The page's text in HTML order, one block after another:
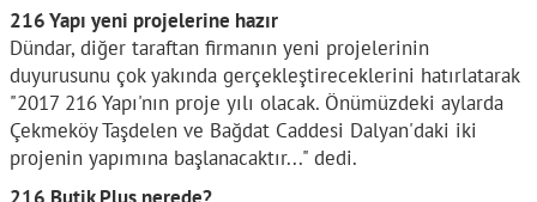
216 Yapı yeni projelerine hazır
Dündar, diğer taraftan firmanın yeni projelerinin
duyurusunu çok yakında gerçekleştireceklerini hatırlatarak
"2017 216 Yapı'nın proje yılı olacak. Önümüzdeki aylarda
Çekmeköy Taşdelen ve Bağdat Caddesi Dalyan'daki iki
projenin yapımına başlanacaktır..." dedi.